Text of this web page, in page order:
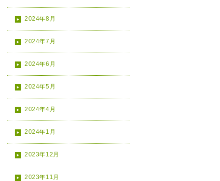
2024年8月
2024年7月
2024年6月
2024年5月
2024年4月
2024年1月
2023年12月
2023年11月